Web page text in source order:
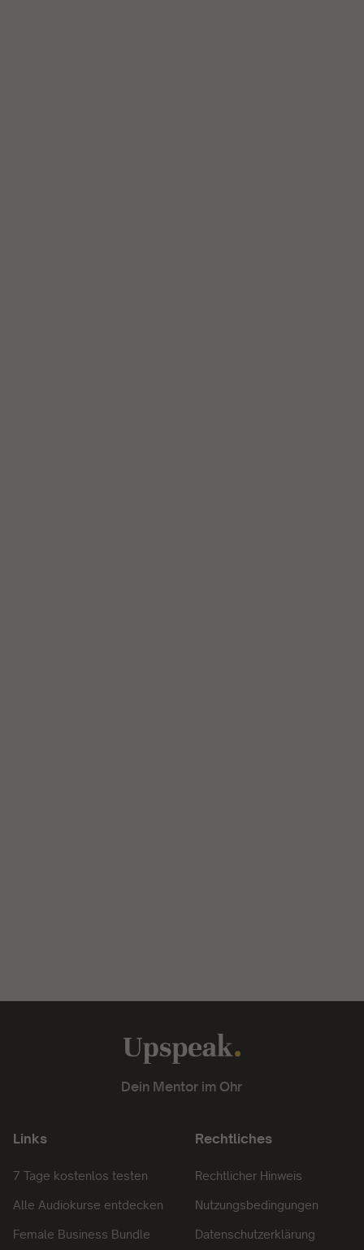
Dein Mentor im Ohr
Links
7 Tage kostenlos testen
Alle Audiokurse entdecken
Female Business Bundle
Rechtliches
Rechtlicher Hinweis
Nutzungsbedingungen
Datenschutzerklärung